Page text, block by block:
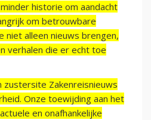
historie om aandacht
om betrouwbare
niet alleen nieuws brengen,
verhalen die er echt toe
zustersite Zakenreisnieuws
Onze toewijding aan het
en onafhankelijke